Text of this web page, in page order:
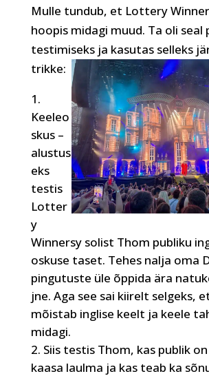
Mulle tundub, et Lottery
hoopis midagi muud. Ta oli seal
testimiseks ja kasutas selleks
trikke:
Keeleo
skus –
alustus
eks
testis
Lotter
y
Winnersy solist Thom publiku
oskuse taset. Tehes nalja oma
pingutuste üle õppida ära
jne. Aga see sai kiirelt selgeks,
mõistab inglise keelt ja keele
midagi.
Siis testis Thom, kas publik
kaasa laulma ja kas teab ka